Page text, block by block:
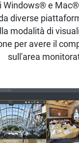
Windows® e
diverse
modalità di
per avere il
sull'area